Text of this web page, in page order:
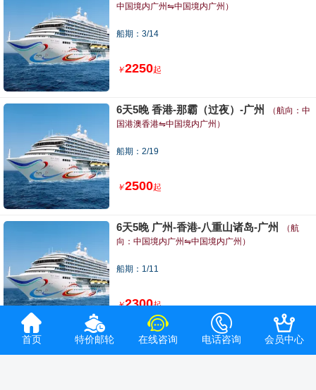
中国境内广州⇋中国境内广州）
船期：3/14
￥2250起
6天5晚 香港-那霸（过夜）-广州
（航向：中
国港澳香港⇋中国境内广州）
船期：2/19
￥2500起
6天5晚 广州-香港-八重山诸岛-广州
（航
向：中国境内广州⇋中国境内广州）
船期：1/11
￥2300起
6天5晚 广州-香港-芽庄-广州
（航向：中国境

首页

特价邮轮

在线咨询

电话咨询

会员中心